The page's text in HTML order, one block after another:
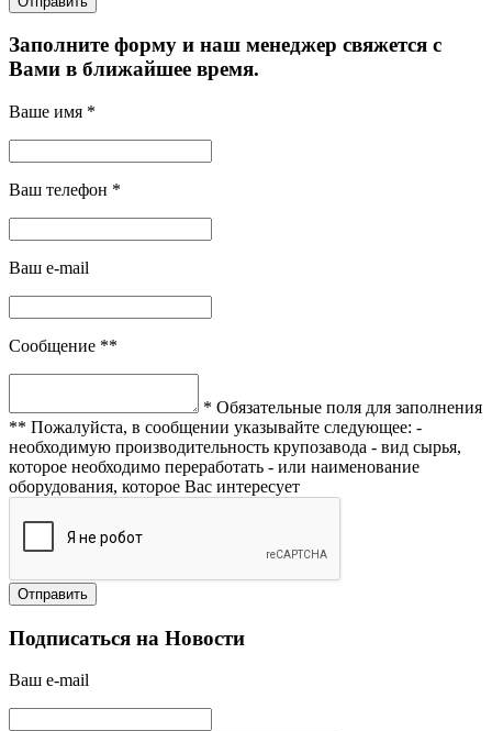
Заполните форму и наш менеджер свяжется с
Вами в ближайшее время.
Ваше имя *
Ваш телефон *
Ваш e-mail
Сообщение **
* Обязательные поля для заполнения
** Пожалуйста, в сообщении указывайте следующее: -
необходимую производительность крупозавода - вид сырья,
которое необходимо переработать - или наименование
оборудования, которое Вас интересует
Подписаться на Новости
Ваш e-mail